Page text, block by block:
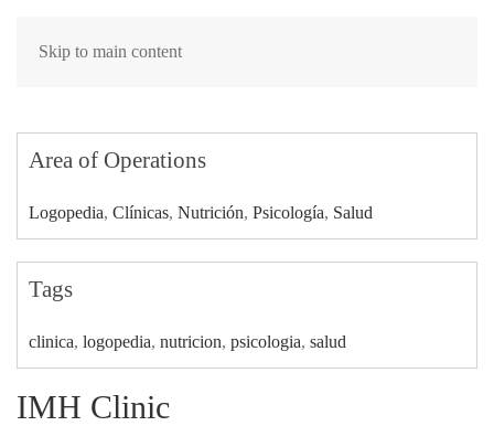
Skip to main content
Area of Operations
Logopedia, Clínicas, Nutrición, Psicología, Salud
Tags
clinica, logopedia, nutricion, psicologia, salud
IMH Clinic